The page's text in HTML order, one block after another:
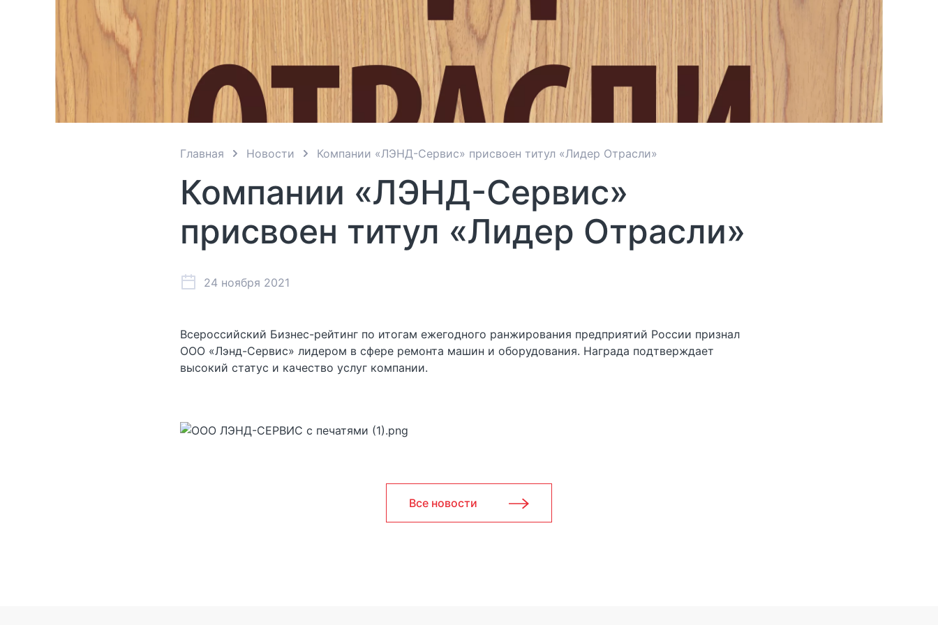
Главная Новости Компании «ЛЭНД-Сервис» присвоен титул «Лидер Отрасли»
Компании «ЛЭНД-Сервис»
присвоен титул «Лидер Отрасли»
24 ноября 2021
Всероссийский Бизнес-рейтинг по итогам ежегодного ранжирования предприятий России признал
ООО «Лэнд-Сервис» лидером в сфере ремонта машин и оборудования. Награда подтверждает
высокий статус и качество услуг компании.
Все новости